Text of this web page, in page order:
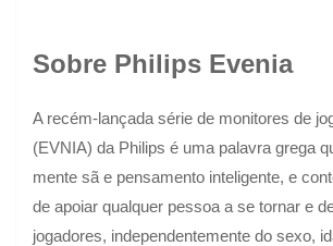
Sobre Philips Evenia
A recém-lançada série de monitores de
(EVNIA) da Philips é uma palavra grega
mente sã e pensamento inteligente, e
de apoiar qualquer pessoa a se tornar e
jogadores, independentemente do sexo,